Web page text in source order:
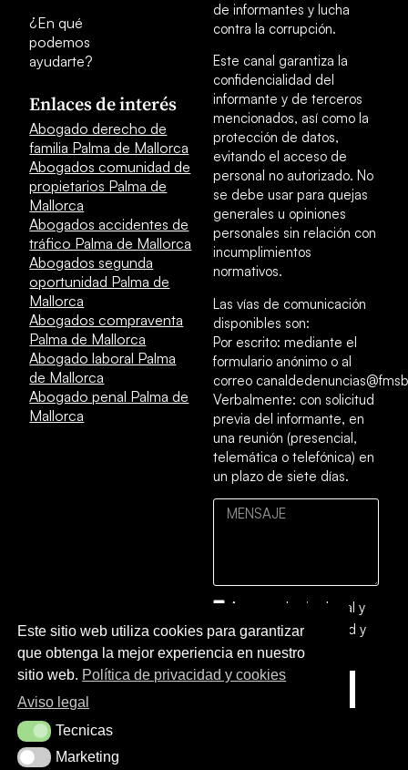
¿En qué
podemos
ayudarte?
Enlaces de interés
Abogado derecho de
familia Palma de Mallorca
Abogados comunidad de
propietarios Palma de
Mallorca
Abogados accidentes de
tráfico Palma de Mallorca
Abogados segunda
oportunidad Palma de
Mallorca
Abogados compraventa
Palma de Mallorca
Abogado laboral Palma
de Mallorca
Abogado penal Palma de
Mallorca
de informantes y lucha
contra la corrupción.
Este canal garantiza la
confidencialidad del
informante y de terceros
mencionados, así como la
protección de datos,
evitando el acceso de
personal no autorizado. No
se debe usar para quejas
generales u opiniones
personales sin relación con
incumplimientos
normativos.
Las vías de comunicación
disponibles son:
Por escrito: mediante el
formulario anónimo o al
correo
Verbalmente: con solicitud
previa del informante, en
una reunión (presencial,
telemática o telefónica) en
un plazo de siete días.
Acepto el aviso legal y
lapolítica de privacidad y
cookies
Este sitio web utiliza cookies para garantizar
que obtenga la mejor experiencia en nuestro
sitio web. Política de privacidad y cookies
Aviso legal
TecnicasTecnicas
MarketingMarketing